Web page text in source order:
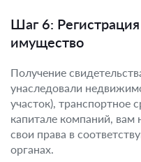
Шаг 6:
имущество
Получение
унаследовали
участок), транспортное
капитале компаний, вам
свои права в
органах.